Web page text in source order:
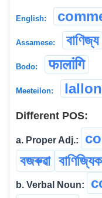
English:
Assamese: বাণিজ্য
Bodo: फालांगि
Meeteilon:
Different POS:
a. Proper Adj.:
বজৰুৱা বাণিজ্যিক
b. Verbal Noun: